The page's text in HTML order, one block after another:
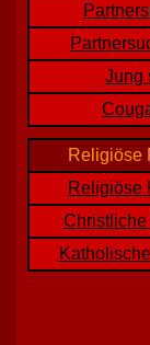
Jung
Religiöse
Religiöse